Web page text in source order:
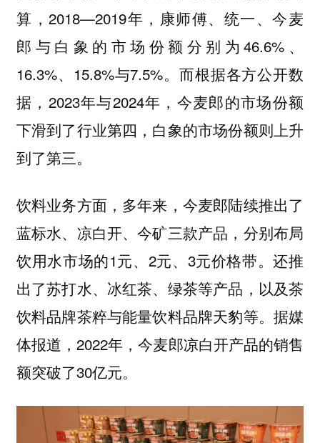
算，2018—2019年，康师傅、统一、今麦
郎与白象的市场份额分别为46.6%、
16.3%、15.8%与7.5%。而根据各方公开数
据，2023年与2024年，今麦郎的市场份额
下滑到了行业第四，白象的市场份额则上升
到了第三。
饮料业务方面，多年来，今麦郎陆续推出了
蓝标水、凉白开、今矿三款产品，分别布局
饮用水市场的1元、2元、3元价格带。还推
出了苏打水、冰红茶、绿茶等产品，以及茶
饮料品牌茶粹与能量饮料品牌天豹等。据媒
体报道，2022年，今麦郎凉白开产品的销售
额突破了30亿元。